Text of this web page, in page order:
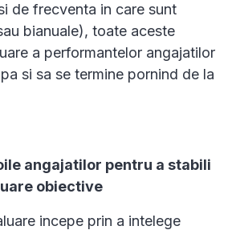
de frecventa in care sunt
bianuale), toate aceste
a performantelor angajatilor
si sa se termine pornind de la
angajatilor pentru a stabili
obiective
incepe prin a intelege